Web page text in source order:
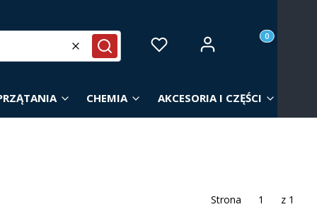
WyczyśćSzukaj
Ulubione Zaloguj się Produkty w
Koszyk
CHEMIA AKCESORIA I CZĘŚCI
Strona z 1